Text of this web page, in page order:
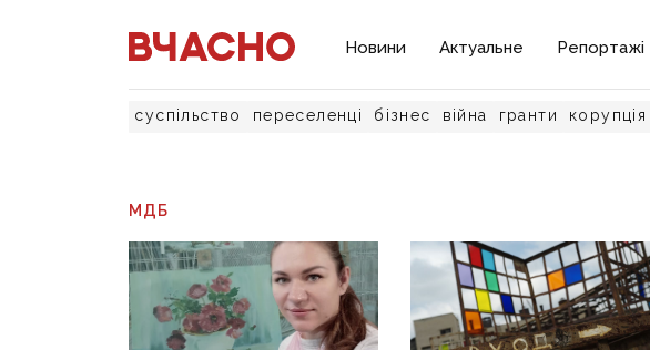
Новини Актуальне Репортажі
суспільство переселенці бізнес війна гранти корупція
МДБ